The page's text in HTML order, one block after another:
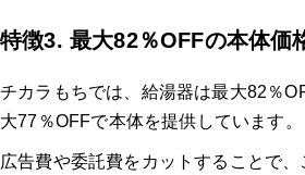
特徴3. 最大82％OFFの本体価
チカラもちでは、給湯器は最大82％
大77％OFFで本体を提供しています。
広告費や委託費をカットすることで